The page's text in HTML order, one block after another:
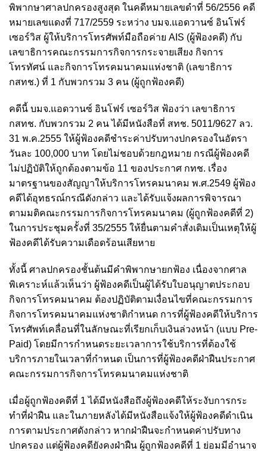
พิพากษาศาลปกครองสูงสุด ในคดีหมายเลขดำที่ 56/2556 คดี
หมายเลขแดงที่ 717/2559 ระหว่าง บมจ.แอดวานซ์ อินโฟร์
เซอร์วิส ผู้ให้บริการโทรศัพท์มือถือค่าย AIS (ผู้ฟ้องคดี) กับ
เลขาธิการคณะกรรมการกิจการกระจายเสียง กิจการ
โทรทัศน์ และกิจการโทรคมนาคมแห่งชาติ (เลขาธิการ
กสทช.) ที่ 1 กับพวกรวม 3 คน (ผู้ถูกฟ้องคดี)
คดีนี้ บมจ.แอดวานซ์ อินโฟร์ เซอร์วิส ฟ้องว่า เลขาธิการ
กสทช. กับพวกรวม 2 คน ได้มีหนังสือที่ สทช. 5011/9627 ลว.
31 พ.ค.2555 ให้ผู้ฟ้องคดีชำระค่าปรับทางปกครองในอัตรา
วันละ 100,000 บาท โดยไม่ชอบด้วยกฎหมาย กรณีผู้ฟ้องคดี
ไม่ปฏิบัติให้ถูกต้องตามข้อ 11 ของประกาศ กทช. เรื่อง
มาตรฐานของสัญญาให้บริการโทรคมนาคม พ.ศ.2549 ผู้ฟ้อง
คดีได้อุทธรณ์กรณีดังกล่าว และได้รับแจ้งผลการพิจารณา
ตามมติคณะกรรมการกิจการโทรคมนาคม (ผู้ถูกฟ้องคดีที่ 2)
ในการประชุมครั้งที่ 35/2555 ให้ยื่นตามคำสั่งเดิมเป็นเหตุให้ผู้
ฟ้องคดีได้รับความเดือดร้อนเสียหาย
ทั้งนี้ ศาลปกครองชั้นต้นมีคำพิพากษายกฟ้อง เนื่องจากศาล
พิเคราะห์แล้วเห็นว่า ผู้ฟ้องคดีเป็นผู้ได้รับใบอนุญาตประกอบ
กิจการโทรคมนาคม ต้องปฏิบัติตามเงื่อนไขที่คณะกรรมการ
กิจการโทรคมนาคมแห่งชาติกำหนด การที่ผู้ฟ้องคดีให้บริการ
โทรศัพท์เคลื่อนที่ในลักษณะที่เรียกเก็บเงินล่วงหน้า (แบบ Pre-
Paid) โดยมีการกำหนดระยะเวลาการใช้บริการที่ต้องใช้
บริการภายในเวลาที่กำหนด เป็นการที่ผู้ฟ้องคดีฝ่าฝืนประกาศ
คณะกรรมการกิจการโทรคมนาคมแห่งชาติ
เมื่อผู้ถูกฟ้องคดีที่ 1 ได้มีหนังสือถึงผู้ฟ้องคดีให้ระงับการกระ
ทำที่ฝ่าฝืน และในภายหลังได้มีหนังสือแจ้งให้ผู้ฟ้องคดีดำเนิน
การตามประกาศดังกล่าว หากฝ่าฝืนจะกำหนดค่าปรับทาง
ปกครอง แต่ผู้ฟ้องคดียังคงฝ่าฝืน ผู้ถูกฟ้องคดีที่ 1 ย่อมมีอำนาจ